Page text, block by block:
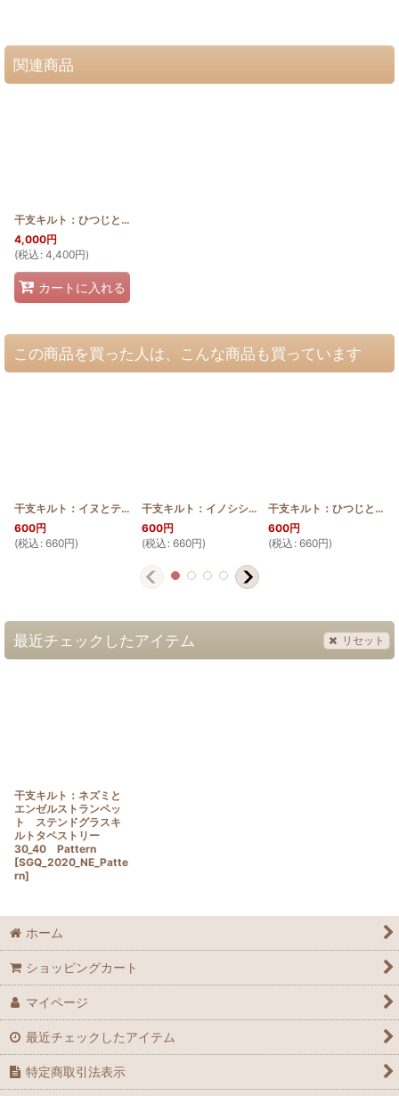
関連商品
干支キルト：ひつじとハイビスカス ステンドグラスキルトタペストリー30_40
4,000円
(税込 : 4,400円)
カートに入れる
この商品を買った人は、こんな商品も買っています
干支キルト：イヌとティアレ ステンドグラスキルトタペストリー30_40 Pattern
600円
(税込 : 660円)
干支キルト：イノシシとモンステラ ステンドグラスキルトタペストリー30_40 Pattern
600円
(税込 : 660円)
干支キルト：ひつじとハイビスカス ステンドグラスキルトタペストリー30_40_Pattern
600円
(税込 : 660円)
最近チェックしたアイテム リセット
干支キルト：ネズミと
エンゼルストランペッ
ト ステンドグラスキ
ルトタペストリー
30_40 Pattern
[SGQ_2020_NE_Patte
rn]
ホーム
ショッピングカート
マイページ
最近チェックしたアイテム
特定商取引法表示